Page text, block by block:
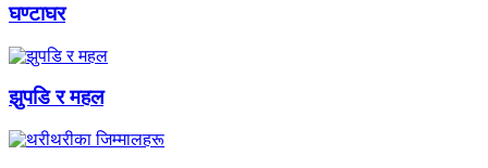
घण्टाघर
झुपडि र महल